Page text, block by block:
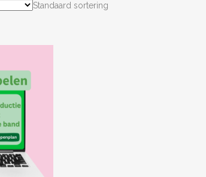
Standaard sortering